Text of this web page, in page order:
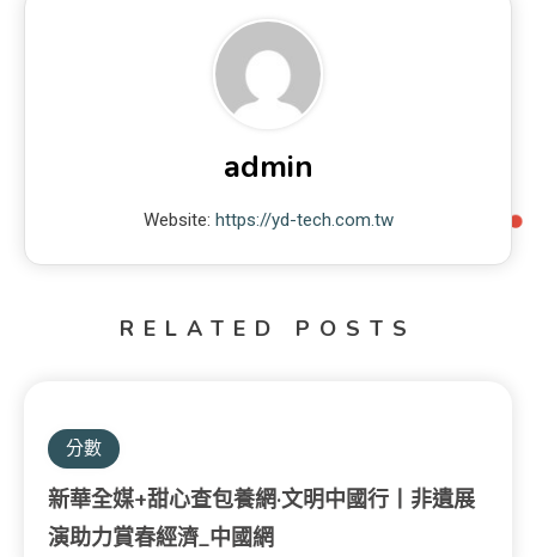
admin
Website: https://yd-tech.com.tw
RELATED POSTS
分數
新華全媒+甜心查包養網·文明中國行丨非遺展
演助力賞春經濟_中國網